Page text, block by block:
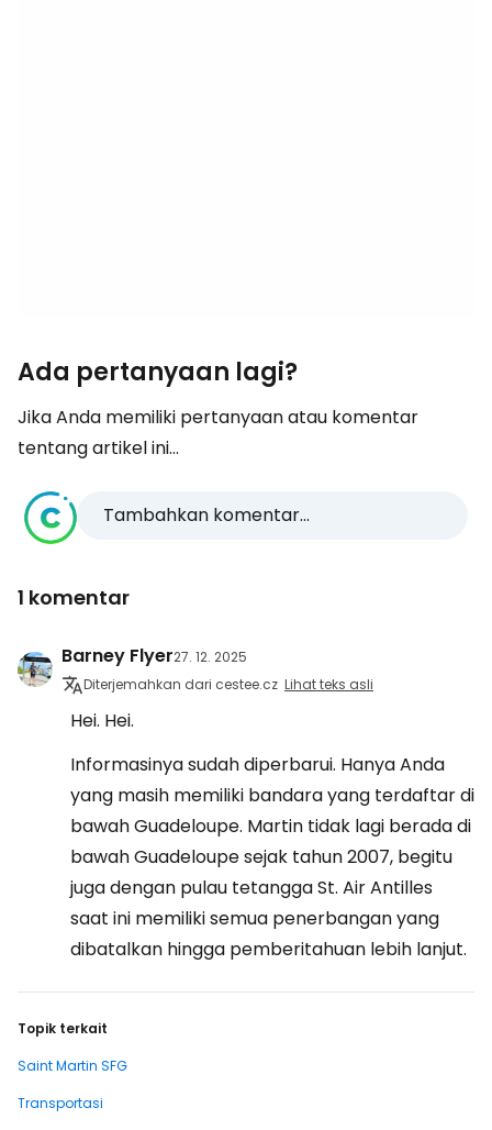
Ada pertanyaan lagi?
Jika Anda memiliki pertanyaan atau komentar
tentang artikel ini...
Tambahkan komentar...
1 komentar
Barney Flyer27. 12. 2025
Diterjemahkan dari cestee.cz Lihat teks asli
Hei. Hei.
Informasinya sudah diperbarui. Hanya Anda
yang masih memiliki bandara yang terdaftar di
bawah Guadeloupe. Martin tidak lagi berada di
bawah Guadeloupe sejak tahun 2007, begitu
juga dengan pulau tetangga St. Air Antilles
saat ini memiliki semua penerbangan yang
dibatalkan hingga pemberitahuan lebih lanjut.
Topik terkait
Saint Martin SFG
Transportasi